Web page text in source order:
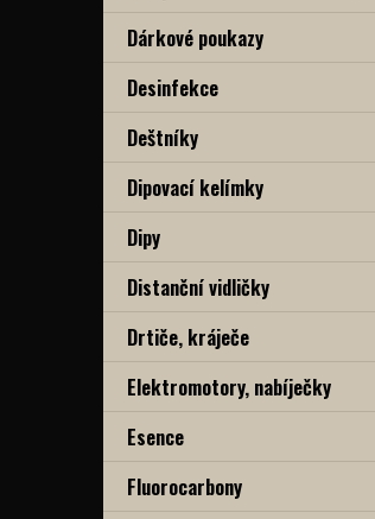
Dárkové poukazy
Desinfekce
Deštníky
Dipovací kelímky
Dipy
Distanční vidličky
Drtiče, kráječe
Elektromotory, nabíječky
Esence
Fluorocarbony